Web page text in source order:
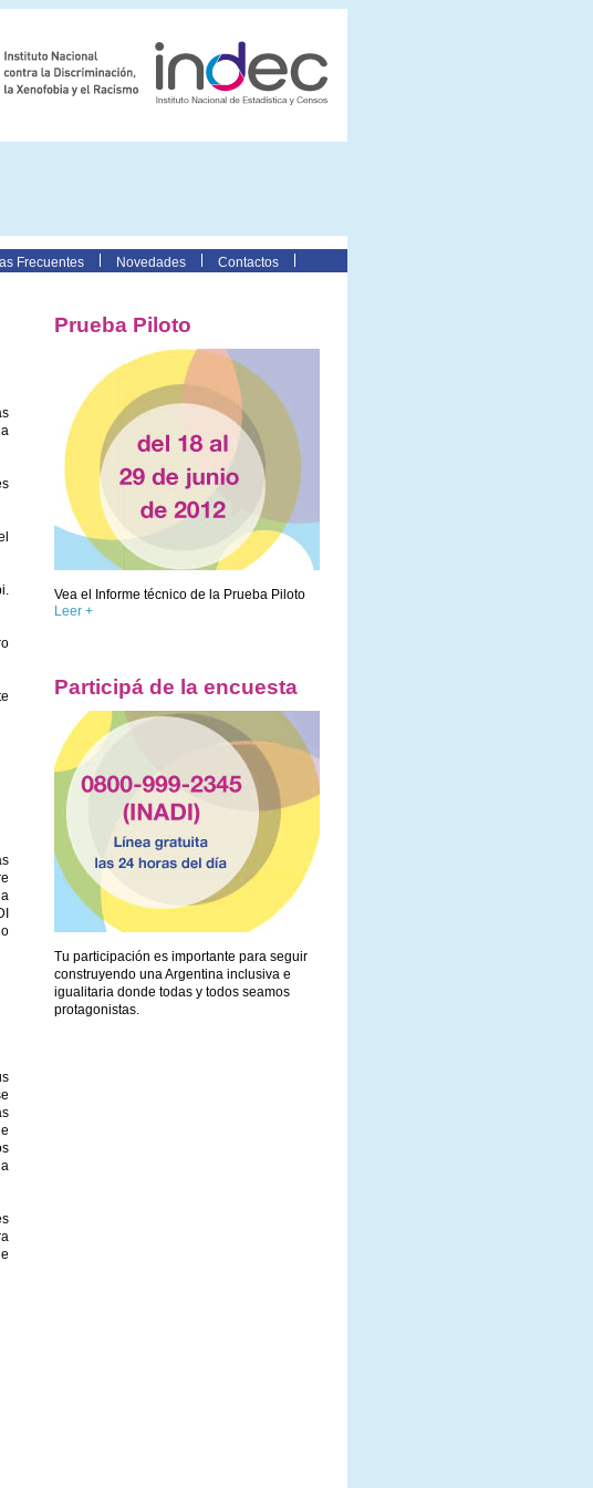
Frecuentes Novedades Contactos
Prueba Piloto
Vea el Informe técnico de la Prueba Piloto
Leer +
Participá de la encuesta
Tu participación es importante para seguir
construyendo una Argentina inclusiva e
igualitaria donde todas y todos seamos
protagonistas.